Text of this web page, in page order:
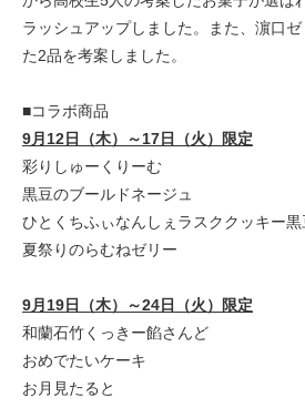
ラッシュアップしました。また、濵口
た2品を考案しました。
■コラボ商品
9月12日（木）～17日（火）限定
彩りしゅーくりーむ
黒豆のブールドネージュ
ひとくちふぃなんしぇラスククッキー黒
夏祭りのらむねゼリー
9月19日（木）～24日（火）限定
和蘭石竹くっきー餡さんど
おめでたいケーキ
お月見たると